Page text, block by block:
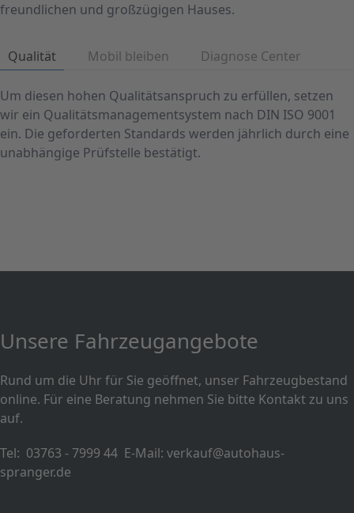
freundlichen und großzügigen Hauses.
Qualität Mobil bleiben Diagnose Center
Um diesen hohen Qualitätsanspruch zu erfüllen, setzen
wir ein Qualitätsmanagementsystem nach DIN ISO 9001
ein. Die geforderten Standards werden jährlich durch eine
unabhängige Prüfstelle bestätigt.
Unsere Fahrzeugangebote
Rund um die Uhr für Sie geöffnet, unser Fahrzeugbestand
online. Für eine Beratung nehmen Sie bitte Kontakt zu uns
auf.
Tel: 03763 - 7999 44 E-Mail: verkauf@autohaus-
spranger.de